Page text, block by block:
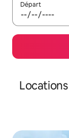
Départ